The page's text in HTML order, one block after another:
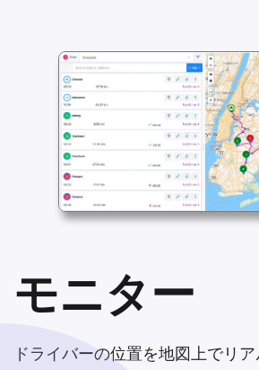
モニター
ドライバーの位置を地図上でリ